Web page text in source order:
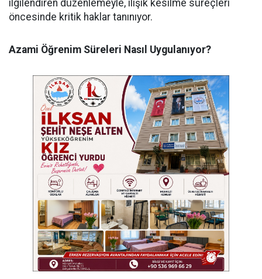
ilgilendiren düzenlemeyle, ilişik kesilme süreçleri
öncesinde kritik haklar tanınıyor.
Azami Öğrenim Süreleri Nasıl Uygulanıyor?